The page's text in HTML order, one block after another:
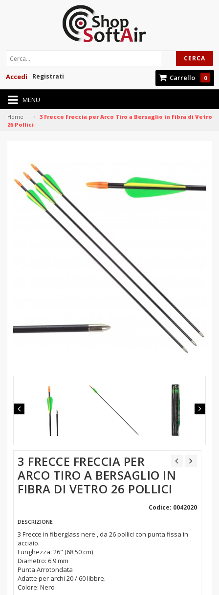
CERCA
Carrello 0
Registrati
Accedi
MENU
Home —› 3 Frecce Freccia per Arco Tiro a Bersaglio in Fibra di Vetro
26 Pollici
3 FRECCE FRECCIA PER
ARCO TIRO A BERSAGLIO IN
FIBRA DI VETRO 26 POLLICI
Codice: 0042020
DESCRIZIONE
3 Frecce in fiberglass nere , da 26 pollici con punta fissa in
acciaio.
Lunghezza: 26" (68,50 cm)
Diametro: 6.9 mm
Punta Arrotondata
Adatte per archi 20 / 60 libbre.
Colore: Nero